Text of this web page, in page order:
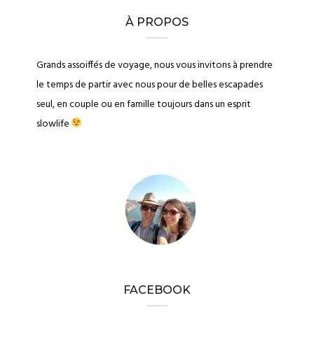
À PROPOS
Grands assoiffés de voyage, nous vous invitons à prendre
le temps de partir avec nous pour de belles escapades
seul, en couple ou en famille toujours dans un esprit
slowlife
FACEBOOK